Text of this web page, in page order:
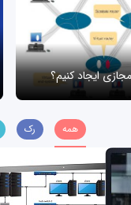
ایجاد کنیم؟
همه رک